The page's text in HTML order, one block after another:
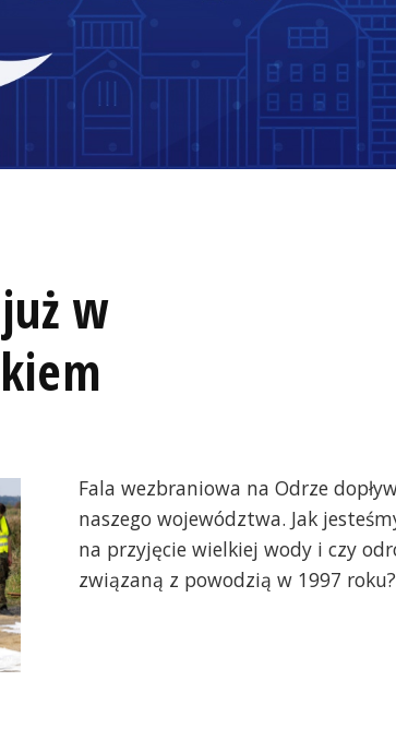
w
Fala wezbraniowa na Odrze
naszego województwa. Jak
na przyjęcie wielkiej wody i czy
związaną z powodzią w 1997 roku?